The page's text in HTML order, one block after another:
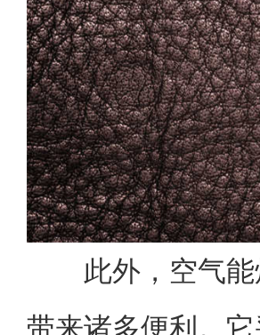
此外，空气能
带来诸多便利。